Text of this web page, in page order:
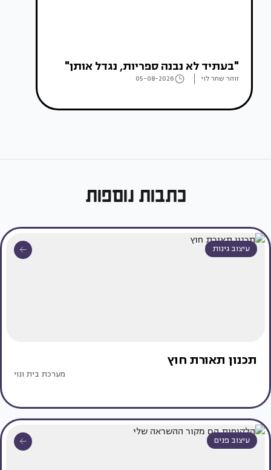
"בעתיד לא נבנה ספריות, נגדל אותן"
זוהר שחר לוי 05-08-2026
כתבות נוספות
עיצוב גינות
תכנון תאורת חוץ
מערכת בית ונוי
עיצוב פנים